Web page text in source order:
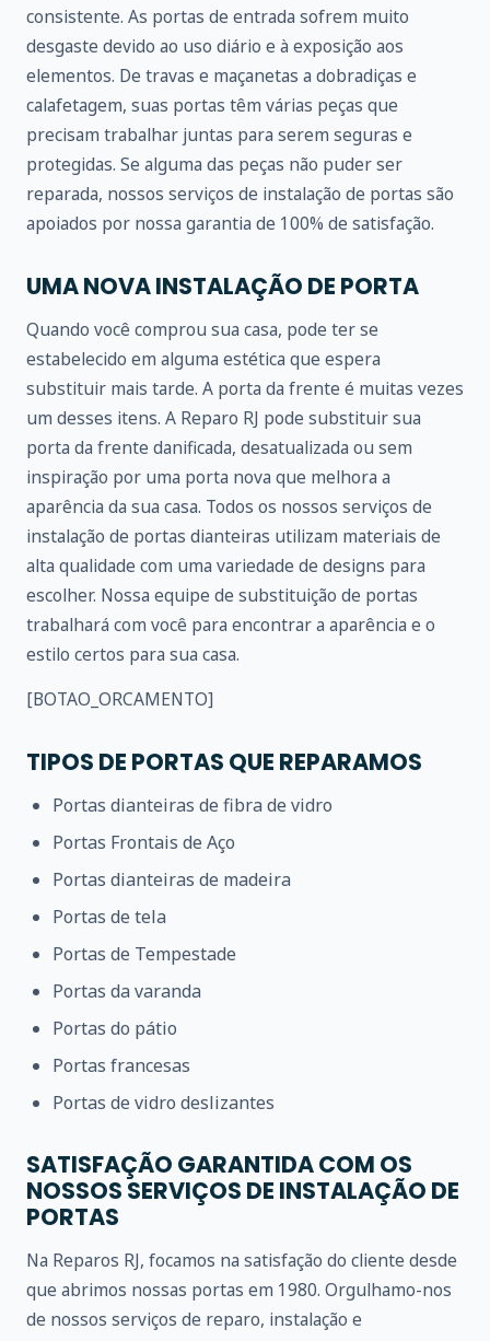
consistente. As portas de entrada sofrem muito
desgaste devido ao uso diário e à exposição aos
elementos. De travas e maçanetas a dobradiças e
calafetagem, suas portas têm várias peças que
precisam trabalhar juntas para serem seguras e
protegidas. Se alguma das peças não puder ser
reparada, nossos serviços de instalação de portas são
apoiados por nossa garantia de 100% de satisfação.
UMA NOVA INSTALAÇÃO DE PORTA
Quando você comprou sua casa, pode ter se
estabelecido em alguma estética que espera
substituir mais tarde. A porta da frente é muitas vezes
um desses itens. A Reparo RJ pode substituir sua
porta da frente danificada, desatualizada ou sem
inspiração por uma porta nova que melhora a
aparência da sua casa. Todos os nossos serviços de
instalação de portas dianteiras utilizam materiais de
alta qualidade com uma variedade de designs para
escolher. Nossa equipe de substituição de portas
trabalhará com você para encontrar a aparência e o
estilo certos para sua casa.
[BOTAO_ORCAMENTO]
TIPOS DE PORTAS QUE REPARAMOS
Portas dianteiras de fibra de vidro
Portas Frontais de Aço
Portas dianteiras de madeira
Portas de tela
Portas de Tempestade
Portas da varanda
Portas do pátio
Portas francesas
Portas de vidro deslizantes
SATISFAÇÃO GARANTIDA COM OS
NOSSOS SERVIÇOS DE INSTALAÇÃO DE
PORTAS
Na Reparos RJ, focamos na satisfação do cliente desde
que abrimos nossas portas em 1980. Orgulhamo-nos
de nossos serviços de reparo, instalação e